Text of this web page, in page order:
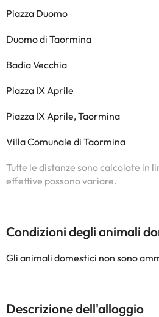
Piazza Duomo
Duomo di Taormina
Badia Vecchia
Piazza IX Aprile
Piazza IX Aprile, Taormina
Villa Comunale di Taormina
Tutte le distanze sono calcolate in
effettive possono variare.
Condizioni degli animali
Gli animali domestici non sono
Descrizione dell'alloggio